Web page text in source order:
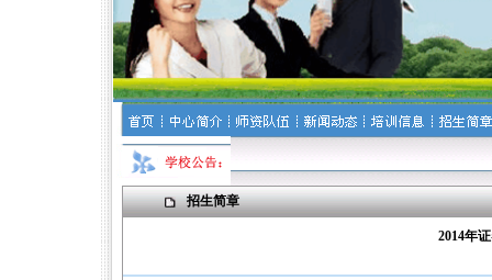
招生简章
2014年